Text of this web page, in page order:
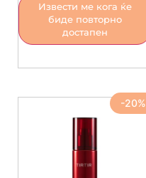
Извести ме кога ќе
биде повторно
достапен
-20%